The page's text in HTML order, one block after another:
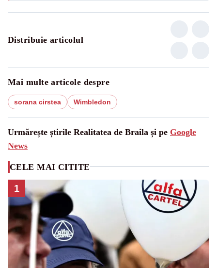
Distribuie articolul
Mai multe articole despre
sorana cirstea Wimbledon
Urmărește știrile Realitatea de Braila și pe Google
News
CELE MAI CITITE
1